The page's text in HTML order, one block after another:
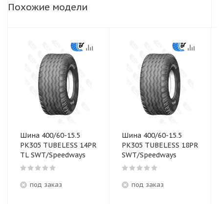
Похожие модели
Шина 400/60-15.5
PK305 TUBELESS 14PR
TL SWT/Speedways
под заказ
Шина 400/60-15.5
PK305 TUBELESS 18PR
SWT/Speedways
под заказ